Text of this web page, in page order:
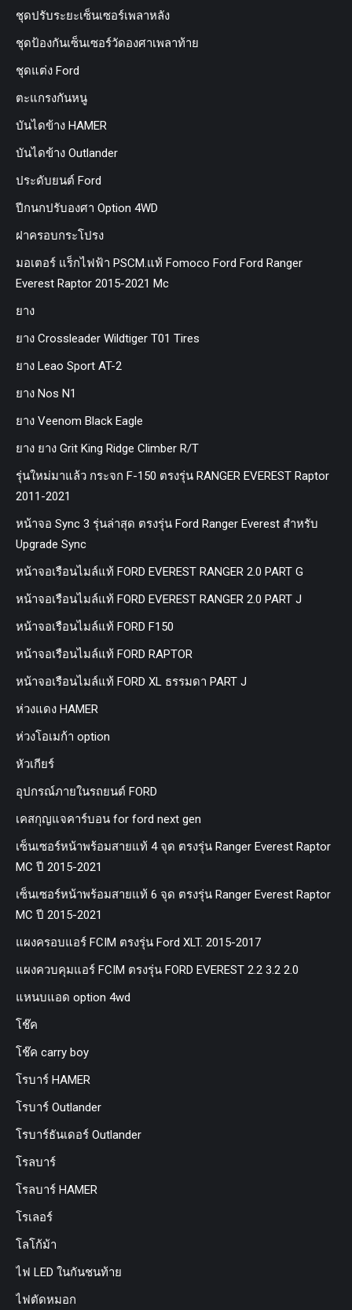
ชุดปรับระยะเซ็นเซอร์เพลาหลัง
ชุดป้องกันเซ็นเซอร์วัดองศาเพลาท้าย
ชุดแต่ง Ford
ตะแกรงกันหนู
บันไดข้าง HAMER
บันไดข้าง Outlander
ประดับยนต์ Ford
ปีกนกปรับองศา Option 4WD
ฝาครอบกระโปรง
มอเตอร์ แร็กไฟฟ้า PSCM.แท้ Fomoco Ford Ford Ranger
Everest Raptor 2015-2021 Mc
ยาง
ยาง Crossleader Wildtiger T01 Tires
ยาง Leao Sport AT-2
ยาง Nos N1
ยาง Veenom Black Eagle
ยาง ยาง Grit King Ridge Climber R/T
รุ่นใหม่มาแล้ว กระจก F-150 ตรงรุ่น RANGER EVEREST Raptor
2011-2021
หน้าจอ Sync 3 รุ่นล่าสุด ตรงรุ่น Ford Ranger Everest สำหรับ
Upgrade Sync
หน้าจอเรือนไมล์แท้ FORD EVEREST RANGER 2.0 PART G
หน้าจอเรือนไมล์แท้ FORD EVEREST RANGER 2.0 PART J
หน้าจอเรือนไมล์แท้ FORD F150
หน้าจอเรือนไมล์แท้ FORD RAPTOR
หน้าจอเรือนไมล์แท้ FORD XL ธรรมดา PART J
ห่วงแดง HAMER
ห่วงโอเมก้า option
หัวเกียร์
อุปกรณ์ภายในรถยนต์ FORD
เคสกุญแจคาร์บอน for ford next gen
เซ็นเซอร์หน้าพร้อมสายแท้ 4 จุด ตรงรุ่น Ranger Everest Raptor
MC ปี 2015-2021
เซ็นเซอร์หน้าพร้อมสายแท้ 6 จุด ตรงรุ่น Ranger Everest Raptor
MC ปี 2015-2021
แผงครอบแอร์ FCIM ตรงรุ่น Ford XLT. 2015-2017
แผงควบคุมแอร์ FCIM ตรงรุ่น FORD EVEREST 2.2 3.2 2.0
แหนบแอด option 4wd
โช๊ค
โช๊ค carry boy
โรบาร์ HAMER
โรบาร์ Outlander
โรบาร์ธันเดอร์ Outlander
โรลบาร์
โรลบาร์ HAMER
โรเลอร์
โลโก้ม้า
ไฟ LED ในกันชนท้าย
ไฟตัดหมอก